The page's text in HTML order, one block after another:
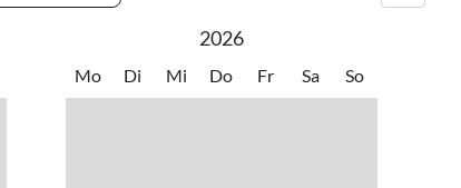
2026
Mo Di Mi Do Fr Sa So